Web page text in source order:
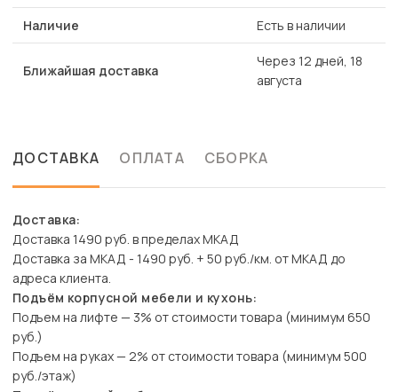
Наличие Есть в наличии
Ближайшая доставка
Через 12 дней, 18
августа
ДОСТАВКА ОПЛАТА СБОРКА
Доставка:
Доставка 1490 руб. в пределах МКАД
Доставка за МКАД - 1490 руб. + 50 руб./км. от МКАД до
адреса клиента.
Подъём корпусной мебели и кухонь:
Подъем на лифте — 3% от стоимости товара (минимум 650
руб.)
Подъем на руках — 2% от стоимости товара (минимум 500
руб./этаж)